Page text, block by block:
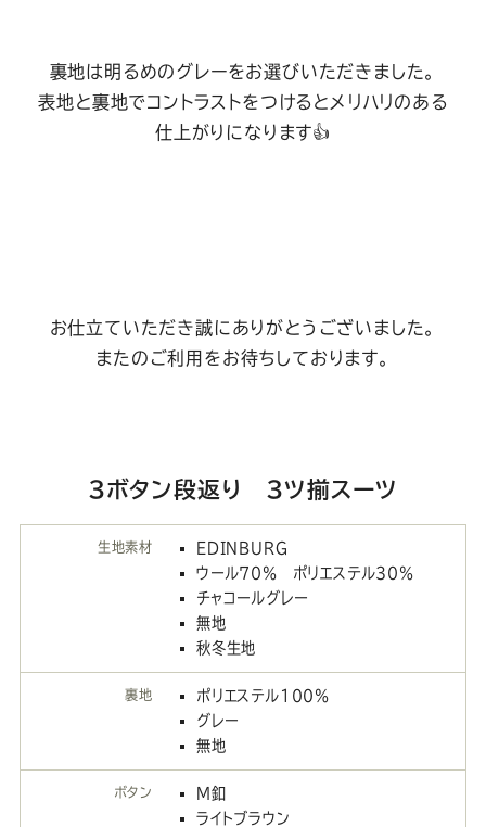
裏地は明るめのグレーをお選びいただきました。
表地と裏地でコントラストをつけるとメリハリのある
仕上がりになります👍
お仕立ていただき誠にありがとうございました。
またのご利用をお待ちしております。
3ボタン段返り 3ツ揃スーツ
生地素材
EDINBURG
ウール70％ ポリエステル30％
チャコールグレー
無地
秋冬生地
裏地
ポリエステル100％
グレー
無地
ボタン
M釦
ライトブラウン